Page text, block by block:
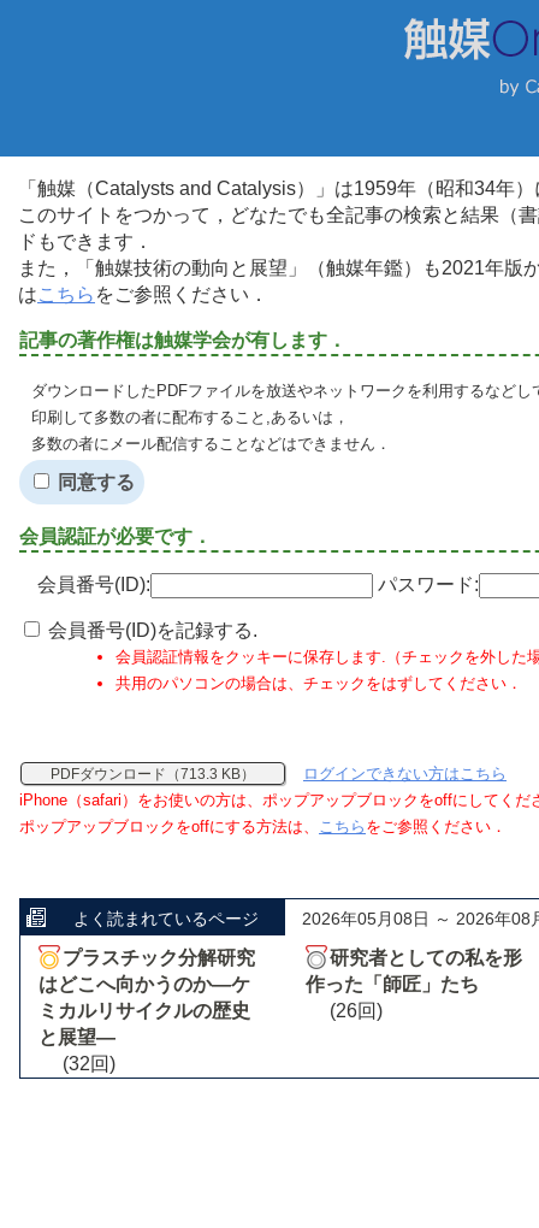
「触媒（Catalysts and Catalysis）」は1959年（昭和34年
このサイトをつかって，どなたでも全記事の検索と結果（
ドもできます．
また，「触媒技術の動向と展望」（触媒年鑑）も2021年
はこちら をご参照ください．
記事の著作権は触媒学会が有します．
ダウンロードしたPDFファイルを放送やネットワークを利用するなど
印刷して多数の者に配布すること,あるいは，
多数の者にメール配信することなどはできません．
同意する
会員認証が必要です．
会員番号(ID): パスワード:
会員番号(ID)を記録する.
会員認証情報をクッキーに保存します.（チェックを外した
共用のパソコンの場合は、チェックをはずしてください．
PDFダウンロード（713.3 KB）
ログインできない方はこちら
iPhone（safari）をお使いの方は、ポップアップブロックをoffにしてくだ
ポップアップブロックをoffにする方法は、 こちら をご参照ください．
よく読まれているページ 2026年05月08日 ～ 2026年08
プラスチック分解研究
はどこへ向かうのか―ケ
ミカルリサイクルの歴史
と展望―
(32回)
研究者としての私を形
作った「師匠」たち
(26回)